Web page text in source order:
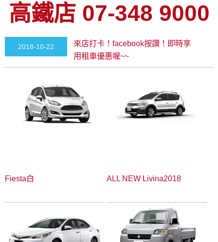
高鐵店 07-348 9000
2018-10-22
00:00:00
來店打卡！facebook按讚！即時享
用租車優惠喔~~
Fiesta白 ALL NEW Livina2018